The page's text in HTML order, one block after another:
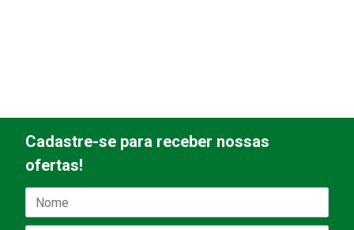
Cadastre-se para receber nossas
ofertas!